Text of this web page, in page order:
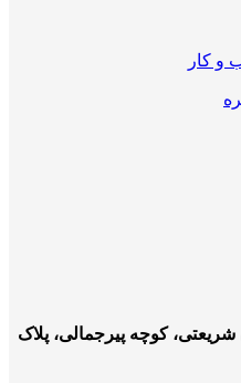
و کار
شریعتی، کوچه پیرجمالی، پلاک